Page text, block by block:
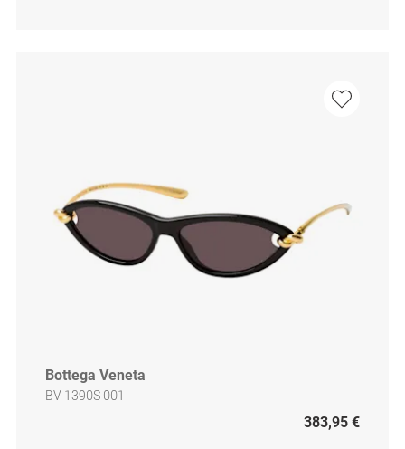
Bottega Veneta
BV 1390S 001
383,95 €